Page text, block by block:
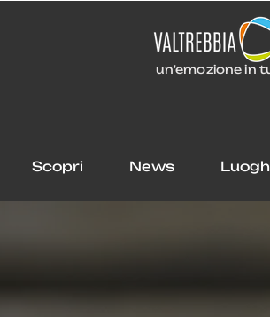
un'emozione in
Scopri News